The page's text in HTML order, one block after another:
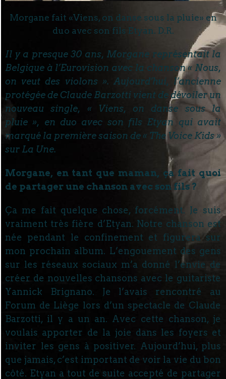
Morgane fait «Viens, on danse sous la pluie» en
duo avec son fils Etyan. D.R.
Il y a presque 30 ans, Morgane représentait la
Belgique à l’Eurovision avec la chanson « Nous,
on veut des violons ». Aujourd’hui, l’ancienne
protégée de Claude Barzotti vient de dévoiler un
nouveau single, « Viens, on danse sous la
pluie », en duo avec son fils Etyan qui avait
marqué la première saison de « The Voice Kids »
sur La Une.
Morgane, en tant que maman, ça fait quoi
de partager une chanson avec son fils ?
Ça me fait quelque chose, forcément. Je suis
vraiment très fière d’Etyan. Notre chanson est
née pendant le confinement et figurera sur
mon prochain album. L’engouement des gens
sur les réseaux sociaux m’a donné l’envie de
créer de nouvelles chansons avec le guitariste
Yannick Brignano. Je l’avais rencontré au
Forum de Liège lors d’un spectacle de Claude
Barzotti, il y a un an. Avec cette chanson, je
voulais apporter de la joie dans les foyers et
inviter les gens à positiver. Aujourd’hui, plus
que jamais, c’est important de voir la vie du bon
côté. Etyan a tout de suite accepté de partager